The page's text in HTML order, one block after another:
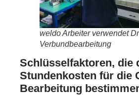
weldo Arbeiter verwendet
Verbundbearbeitung
Schlüsselfaktoren, die
Stundenkosten für die
Bearbeitung